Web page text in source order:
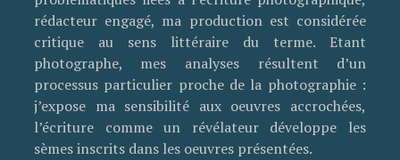
rédacteur engagé, ma production est considérée
critique au sens littéraire du terme. Etant
photographe, mes analyses résultent d’un
processus particulier proche de la photographie :
j’expose ma sensibilité aux oeuvres accrochées,
l’écriture comme un révélateur développe les
sèmes inscrits dans les oeuvres présentées.